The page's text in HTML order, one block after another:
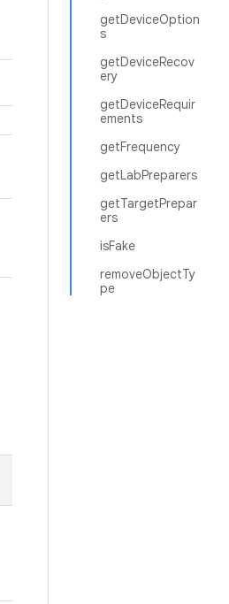
getDeviceOption
s
getDeviceRecov
ery
getDeviceRequir
ements
getFrequency
getLabPreparers
getTargetPrepar
ers
isFake
removeObjectTy
pe